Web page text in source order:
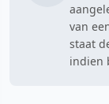
van
staat
indien